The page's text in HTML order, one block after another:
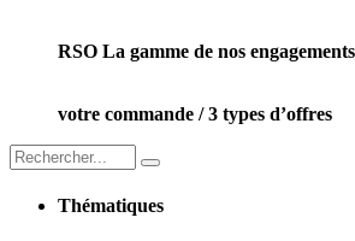
RSO La gamme de nos engagements
votre commande / 3 types d’offres
Thématiques